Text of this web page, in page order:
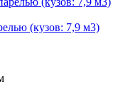
(кузов: 7,9 м3)